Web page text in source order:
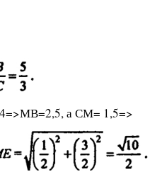
а СМ= 1,5=>